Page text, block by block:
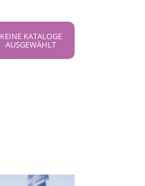
KEINE KATALOGE
AUSGEWÄHLT